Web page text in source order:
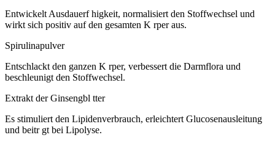
Entwickelt Ausdauerf higkeit, normalisiert den Stoffwechsel und
wirkt sich positiv auf den gesamten K rper aus.
Spirulinapulver
Entschlackt den ganzen K rper, verbessert die Darmflora und
beschleunigt den Stoffwechsel.
Extrakt der Ginsengbl tter
Es stimuliert den Lipidenverbrauch, erleichtert Glucosenausleitung
und beitr gt bei Lipolyse.